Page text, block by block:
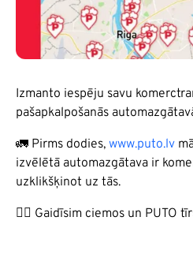
Izmanto iespēju savu
pašapkalpošanās
🚛 Pirms dodies, www.puto.lv
izvēlētā automazgātava ir
uzklikšķinot uz tās.
😶‍🌫️ Gaidīsim ciemos un PUTO